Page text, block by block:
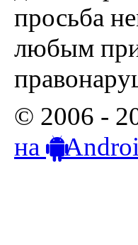
просьба
любым
© 2006 -
на